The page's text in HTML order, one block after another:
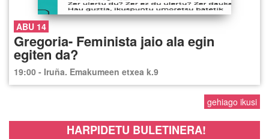
ABU 14
Gregoria- Feminista jaio ala egin
egiten da?
19:00 - Iruña. Emakumeen etxea k.9
gehiago ikusi
HARPIDETU BULETINERA!